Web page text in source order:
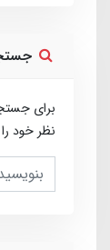
برای
نظر خود